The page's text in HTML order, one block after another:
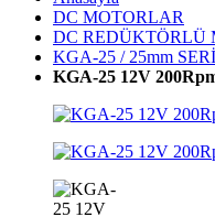
DC MOTORLAR
DC REDÜKTÖRLÜ
KGA-25 / 25mm
KGA-25 12V